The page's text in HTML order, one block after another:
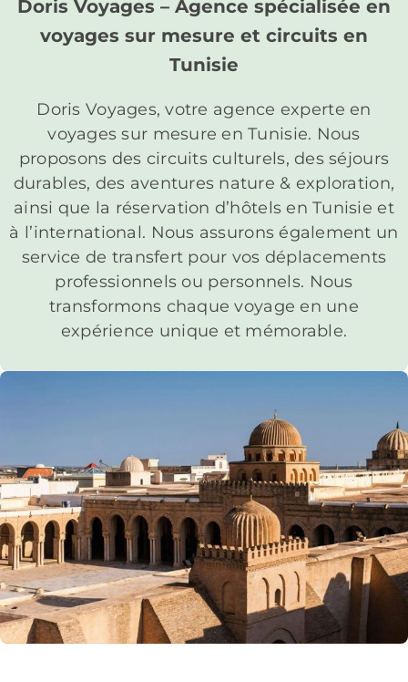
Doris Voyages – Agence spécialisée en
voyages sur mesure et circuits en
Tunisie
Doris Voyages, votre agence experte en
voyages sur mesure en Tunisie. Nous
proposons des circuits culturels, des séjours
durables, des aventures nature & exploration,
ainsi que la réservation d’hôtels en Tunisie et
à l’international. Nous assurons également un
service de transfert pour vos déplacements
professionnels ou personnels. Nous
transformons chaque voyage en une
expérience unique et mémorable.